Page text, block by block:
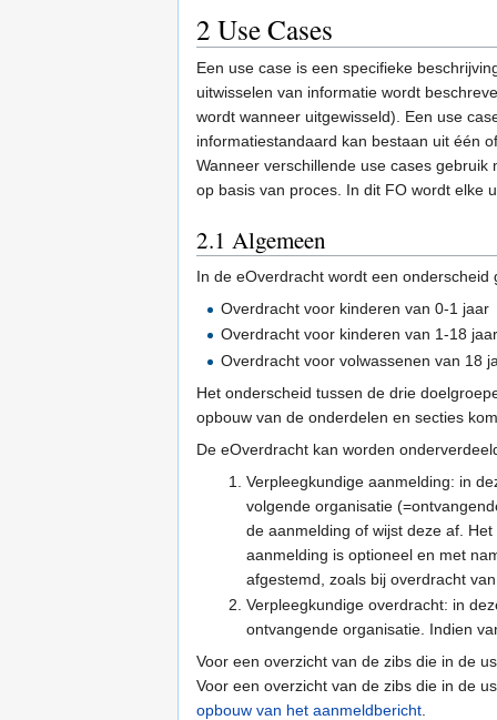
2 Use Cases
Een use case is een specifieke
uitwisselen van informatie wordt
wordt wanneer uitgewisseld). Een use
informatiestandaard kan bestaan uit één
Wanneer verschillende use cases
op basis van proces. In dit FO wordt elke
2.1 Algemeen
In de eOverdracht wordt een
Overdracht voor kinderen van 0-1 jaar
Overdracht voor kinderen van 1-18
Overdracht voor volwassenen van 18
Het onderscheid tussen de drie
opbouw van de onderdelen en secties
De eOverdracht kan worden
Verpleegkundige aanmelding: in
volgende organisatie
de aanmelding of wijst deze af.
aanmelding is optioneel en met
afgestemd, zoals bij overdracht
Verpleegkundige overdracht: in
ontvangende organisatie. Indien
Voor een overzicht van de zibs die in de
Voor een overzicht van de zibs die in de
opbouw van het aanmeldbericht